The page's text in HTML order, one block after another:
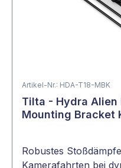
Artikel-Nr.: HDA-T18-MBK
Tilta - Hydra Alien
Mounting Bracket
Robustes
Kamerafahrten bei